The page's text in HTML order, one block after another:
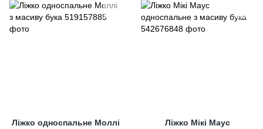
Ліжко односпальне Моллі
Ліжко Мікі Маус